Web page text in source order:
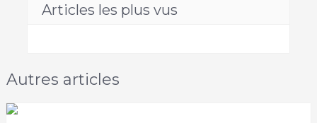
Articles les plus vus
Autres articles